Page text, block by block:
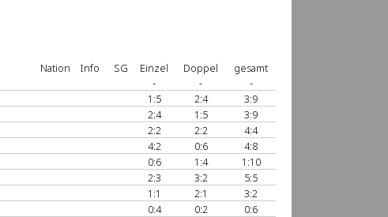
Nation Info SG Einzel Doppel
gesamt
- -
-
1:5 2:4
3:9
2:4 1:5
3:9
2:2 2:2
4:4
4:2 0:6
4:8
0:6 1:4
1:10
2:3 3:2
5:5
1:1 2:1
3:2
0:4 0:2
0:6